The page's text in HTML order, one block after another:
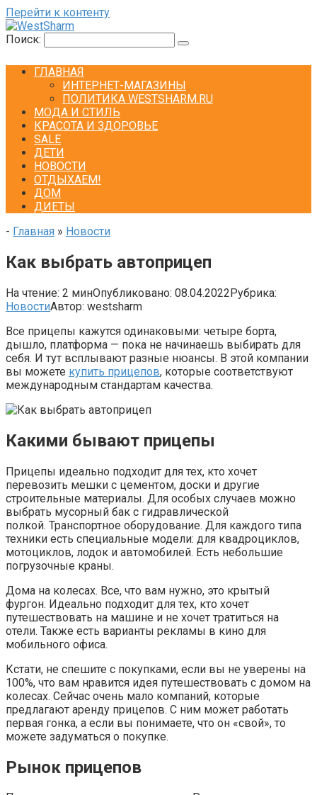
Перейти к контенту
Поиск:
ГЛАВНАЯ
ИНТЕРНЕТ-МАГАЗИНЫ
ПОЛИТИКА WESTSHARM.RU
МОДА И СТИЛЬ
КРАСОТА И ЗДОРОВЬЕ
SALE
ДЕТИ
НОВОСТИ
ОТДЫХАЕМ!
ДОМ
ДИЕТЫ
- Главная » Новости
Как выбрать автоприцеп
На чтение: 2 минОпубликовано: 08.04.2022Рубрика:
НовостиАвтор: westsharm
Все прицепы кажутся одинаковыми: четыре борта,
дышло, платформа — пока не начинаешь выбирать для
себя. И тут всплывают разные нюансы. В этой компании
вы можете купить прицепов, которые соответствуют
международным стандартам качества.
Какими бывают прицепы
Прицепы идеально подходит для тех, кто хочет
перевозить мешки с цементом, доски и другие
строительные материалы. Для особых случаев можно
выбрать мусорный бак с гидравлической
полкой. Транспортное оборудование. Для каждого типа
техники есть специальные модели: для квадроциклов,
мотоциклов, лодок и автомобилей. Есть небольшие
погрузочные краны.
Дома на колесах. Все, что вам нужно, это крытый
фургон. Идеально подходит для тех, кто хочет
путешествовать на машине и не хочет тратиться на
отели. Также есть варианты рекламы в кино для
мобильного офиса.
Кстати, не спешите с покупками, если вы не уверены на
100%, что вам нравится идея путешествовать с домом на
колесах. Сейчас очень мало компаний, которые
предлагают аренду прицепов. С ним может работать
первая гонка, а если вы понимаете, что он «свой», то
можете задуматься о покупке.
Рынок прицепов